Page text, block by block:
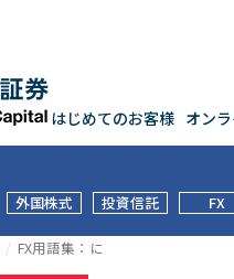
はじめてのお客様 オン
外国株式 投資信託 FX
FX用語集：に